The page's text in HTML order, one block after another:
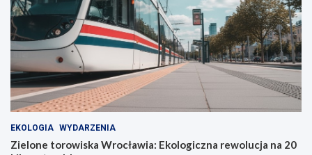
EKOLOGIA WYDARZENIA
Zielone torowiska Wrocławia: Ekologiczna rewolucja na 20